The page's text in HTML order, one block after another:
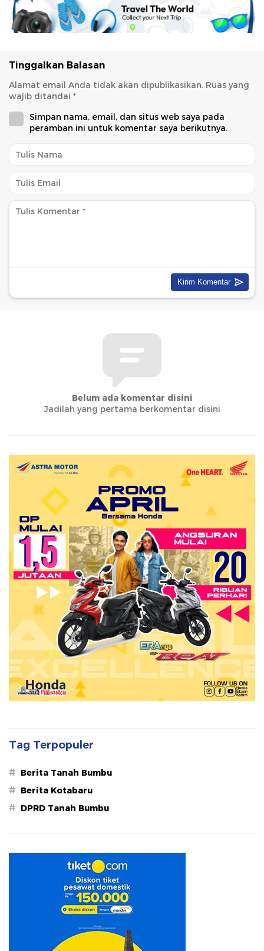
Tinggalkan Balasan
Alamat email Anda tidak akan dipublikasikan. Ruas yang
wajib ditandai *
Simpan nama, email, dan situs web saya pada
peramban ini untuk komentar saya berikutnya.
Belum ada komentar disini
Jadilah yang pertama berkomentar disini
Tag Terpopuler
# Berita Tanah Bumbu
# Berita Kotabaru
# DPRD Tanah Bumbu